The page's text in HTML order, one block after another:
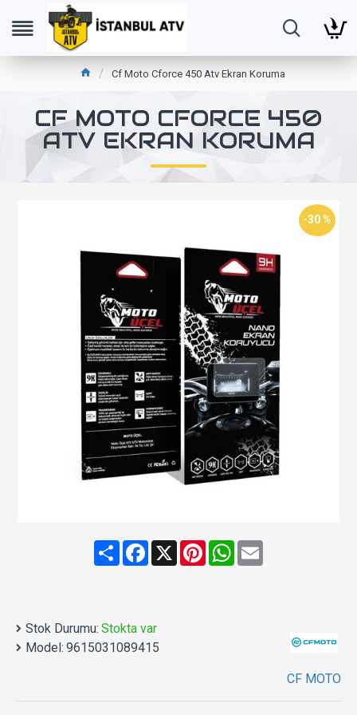
Cf Moto Cforce 450 Atv Ekran Koruma
CF MOTO CFORCE 450
ATV EKRAN KORUMA
-30 %
ShareFacebook
X PinterestWhatsApp
Email
Stok Durumu: Stokta var
Model: 9615031089415
CF MOTO